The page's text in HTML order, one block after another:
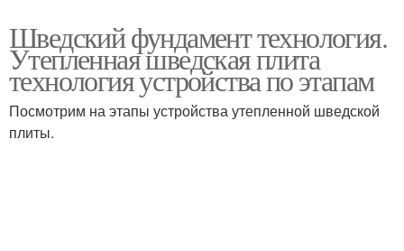
Шведский фундамент технология.
Утепленная шведская плита
технология устройства по этапам
Посмотрим на этапы устройства утепленной шведской
плиты.